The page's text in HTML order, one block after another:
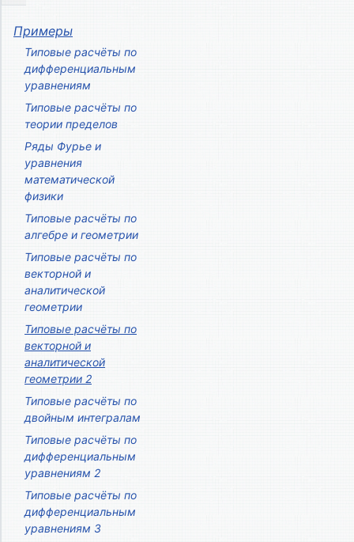
Примеры
Типовые расчёты по
дифференциальным
уравнениям
Типовые расчёты по
теории пределов
Ряды Фурье и
уравнения
математической
физики
Типовые расчёты по
алгебре и геометрии
Типовые расчёты по
векторной и
аналитической
геометрии
Типовые расчёты по
векторной и
аналитической
геометрии 2
Типовые расчёты по
двойным интегралам
Типовые расчёты по
дифференциальным
уравнениям 2
Типовые расчёты по
дифференциальным
уравнениям 3